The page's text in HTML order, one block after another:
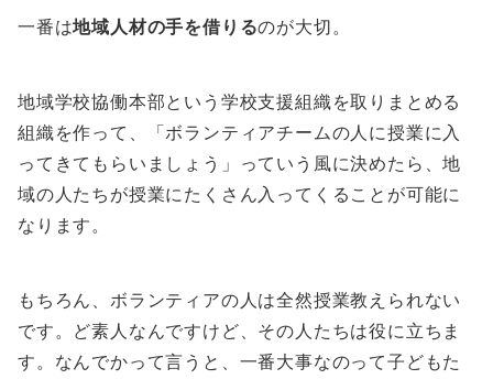
一番は地域人材の手を借りるのが大切。
地域学校協働本部という学校支援組織を取りまとめる
組織を作って、「ボランティアチームの人に授業に入
ってきてもらいましょう」っていう風に決めたら、地
域の人たちが授業にたくさん入ってくることが可能に
なります。
もちろん、ボランティアの人は全然授業教えられない
です。ど素人なんですけど、その人たちは役に立ちま
す。なんでかって言うと、一番大事なのって子どもた